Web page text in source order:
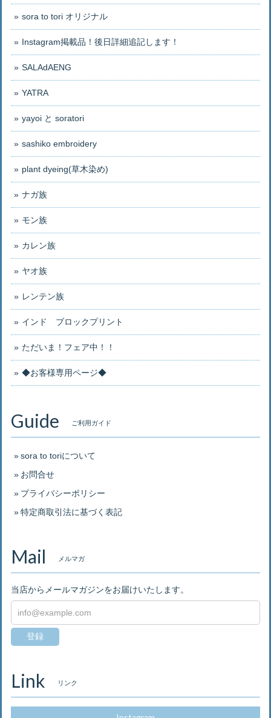
sora to tori オリジナル
Instagram掲載品！後日詳細追記します！
SALAdAENG
YATRA
yayoi と soratori
sashiko embroidery
plant dyeing(草木染め)
ナガ族
モン族
カレン族
ヤオ族
レンテン族
インド ブロックプリント
ただいま！フェア中！！
◆お客様専用ページ◆
Guide ご利用ガイド
sora to toriについて
お問合せ
プライバシーポリシー
特定商取引法に基づく表記
Mail メルマガ
当店からメールマガジンをお届けいたします。
登録
Link リンク